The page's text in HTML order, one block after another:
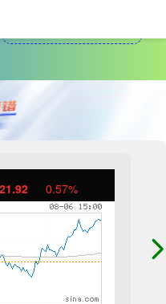
21.92 0.57%